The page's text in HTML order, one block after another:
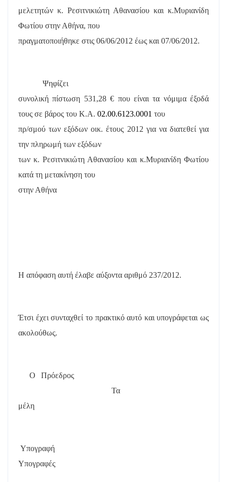
μελετητών κ. Ρεσιτνικιώτη Αθανασίου και κ.Μυριανίδη
Φωτίου στην Αθήνα, που
πραγματοποιήθηκε στις 06/06/2012 έως και 07/06/2012.
Ψηφίζει
συνολική πίστωση 531,28 € που είναι τα νόμιμα έξοδά
τους σε βάρος του Κ.Α. 02.00.6123.0001 του
πρ/σμού των εξόδων οικ. έτους 2012 για να διατεθεί για
την πληρωμή των εξόδων
των κ. Ρεσιτνικιώτη Αθανασίου και κ.Μυριανίδη Φωτίου
κατά τη μετακίνηση του
στην Αθήνα
Η απόφαση αυτή έλαβε αύξοντα αριθμό 237/2012.
Έτσι έχει συνταχθεί το πρακτικό αυτό και υπογράφεται ως
ακολούθως.
Ο Πρόεδρος
Τα
μέλη
Υπογραφή
Υπογραφές